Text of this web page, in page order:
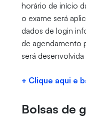
horário de início
o exame será
dados de login
de agendamento
será
+ Clique aqui e
Bolsas de